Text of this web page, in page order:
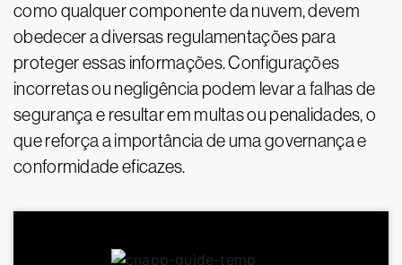
como qualquer componente da nuvem, devem
obedecer a diversas regulamentações para
proteger essas informações. Configurações
incorretas ou negligência podem levar a falhas de
segurança e resultar em multas ou penalidades, o
que reforça a importância de uma governança e
conformidade eficazes.